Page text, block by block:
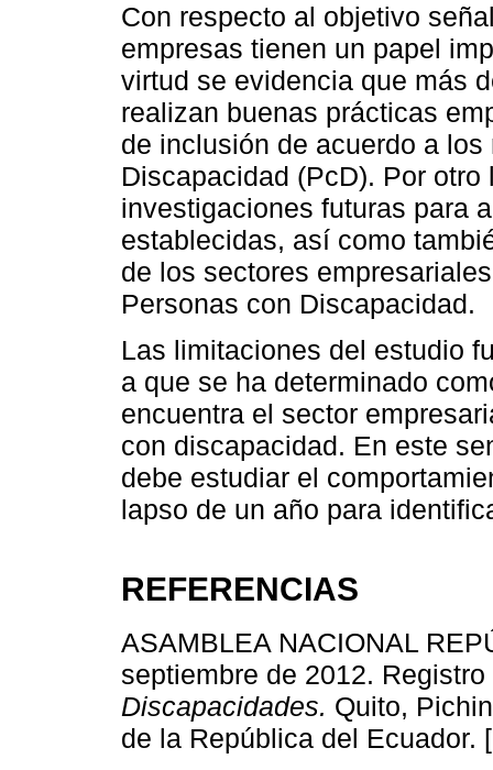
Con respecto al objetivo
empresas tienen un papel
virtud se evidencia que más
realizan buenas prácticas
de inclusión de acuerdo a
Discapacidad (PcD). Por
investigaciones futuras para
establecidas, así como
de los sectores
Personas con Discapacidad.
Las limitaciones del estudio
a que se ha determinado
encuentra el sector
con discapacidad. En este
debe estudiar el
lapso de un año para
REFERENCIAS
ASAMBLEA NACIONAL
septiembre de 2012.
Discapacidades. Quito,
de la República del Ecuador.